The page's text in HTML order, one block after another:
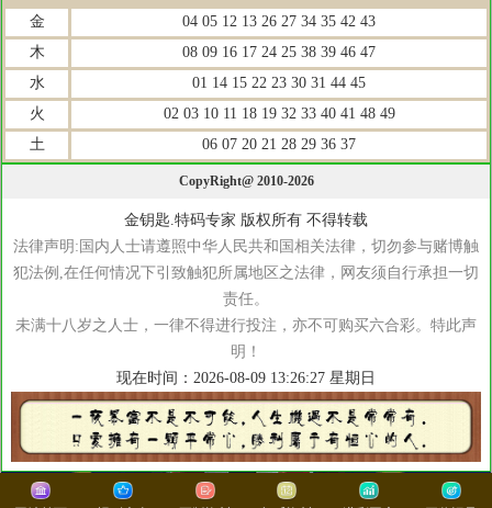
金
04 05 12 13 26 27 34 35 42 43
木
08 09 16 17 24 25 38 39 46 47
水
01 14 15 22 23 30 31 44 45
火
02 03 10 11 18 19 32 33 40 41 48 49
土
06 07 20 21 28 29 36 37
CopyRight@ 2010-2026
金钥匙.特码专家 版权所有 不得转载
法律声明:国内人士请遵照中华人民共和国相关法律，切勿参与赌博触
犯法例,在任何情况下引致触犯所属地区之法律，网友须自行承担一切
责任。
未满十八岁之人士，一律不得进行投注，亦不可购买六合彩。特此声
明！
现在时间：2026-08-09 13:26:28 星期日